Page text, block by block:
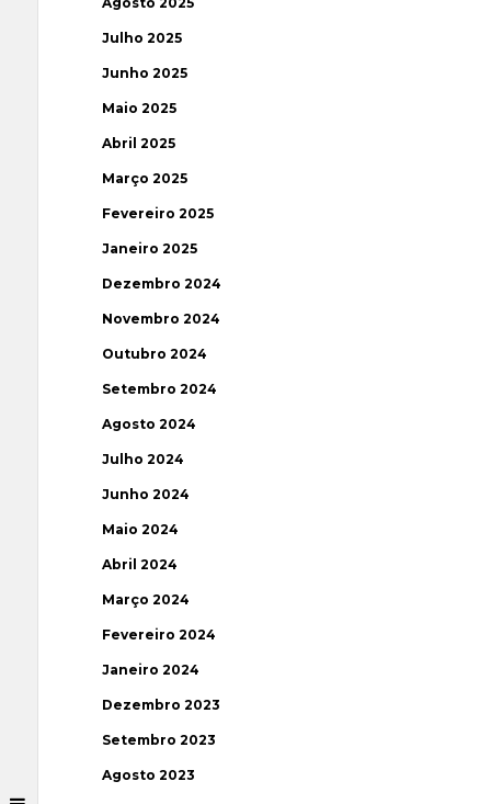
Julho 2025
Junho 2025
Maio 2025
Abril 2025
Março 2025
Fevereiro 2025
Janeiro 2025
Dezembro 2024
Novembro 2024
Outubro 2024
Setembro 2024
Agosto 2024
Julho 2024
Junho 2024
Maio 2024
Abril 2024
Março 2024
Fevereiro 2024
Janeiro 2024
Dezembro 2023
Setembro 2023
Agosto 2023